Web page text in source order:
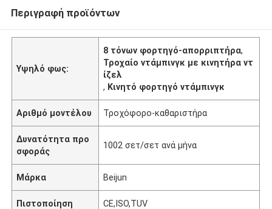
Περιγραφή προϊόντων
Υψηλό φως:
8 τόνων φορτηγό-απορριπτήρα,
Τροχαίο ντάμπινγκ με κινητήρα ντ
ίζελ
, Κινητό φορτηγό ντάμπινγκ
Αριθμό μοντέλου Τροχόφορο-καθαριστήρα
Δυνατότητα προ
σφοράς
1002 σετ/σετ ανά μήνα
Μάρκα Beijun
Πιστοποίηση CE,ISO,TUV